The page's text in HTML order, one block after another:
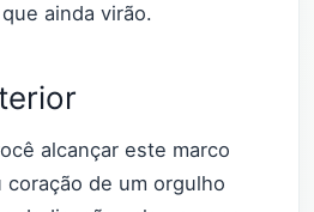
ainda virão.
alcançar este marco
coração de um orgulho